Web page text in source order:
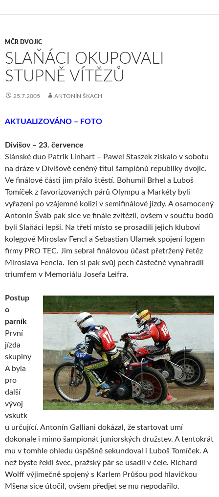
MČR DVOJIC
SLAŇÁCI OKUPOVALI
STUPNĚ VÍTĚZŮ
25.7.2005 ANTONÍN ŠKACH
AKTUALIZOVÁNO – FOTO
Divišov – 23. července
Slánské duo Patrik Linhart – Pawel Staszek získalo v sobotu
na dráze v Divišově ceněný titul šampiónů republiky dvojic.
Ve finálové části jim přálo štěstí. Bohumil Brhel a Luboš
Tomíček z favorizovaných párů Olympu a Markéty byli
vyřazeni po vzájemné kolizi v semifinálové jízdy. A osamocený
Antonín Šváb pak sice ve finále zvítězil, ovšem v součtu bodů
byli Slaňáci lepší. Na třetí místo se prosadili jejich kluboví
kolegové Miroslav Fencl a Sebastian Ulamek spojení logem
firmy PRO TEC. Jim sebral finálovou účast přetržený řetěz
Miroslava Fencla. Ten si pak svůj pech částečně vynahradil
triumfem v Memoriálu Josefa Leifra.
Postup
o
parník
První
jízda
skupiny
A byla
pro
další
vývoj
vskutk
u určující. Antonín Galliani dokázal, že startovat umí
dokonale i mimo šampionát juniorských družstev. A tentokrát
mu v tomhle ohledu úspěšně sekundoval i Luboš Tomíček. A
než byste řekli švec, pražský pár se usadil v čele. Richard
Wolff výjimečně spojený s Karlem Průšou pod hlavičkou
Mšena sice útočil, ovšem předjet se mu nepodařilo.